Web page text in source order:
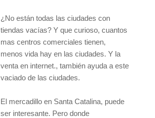
¿No están todas las ciudades con
tiendas vacías? Y que curioso, cuantos
mas centros comerciales tienen,
menos vida hay en las ciudades. Y la
venta en internet., también ayuda a este
vaciado de las ciudades.
El mercadillo en Santa Catalina, puede
ser interesante. Pero donde